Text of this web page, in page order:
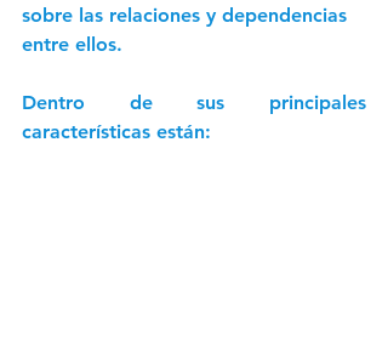
sobre las relaciones y dependencias
entre ellos.
Dentro de sus principales
características están: